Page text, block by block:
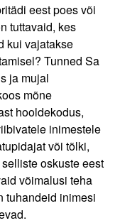
eest poes või
tuttavaid, kes
kui vajatakse
Tunned Sa
ja mujal
mõne
hooldekodus,
inimestele
või tõlki,
oskuste eest
võimalusi teha
tuhandeid inimesi